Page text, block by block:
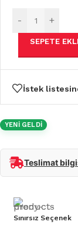
- +
SEPETE
İstek
YENİ GELDİ
Teslimat
Sınırsız Seçenek